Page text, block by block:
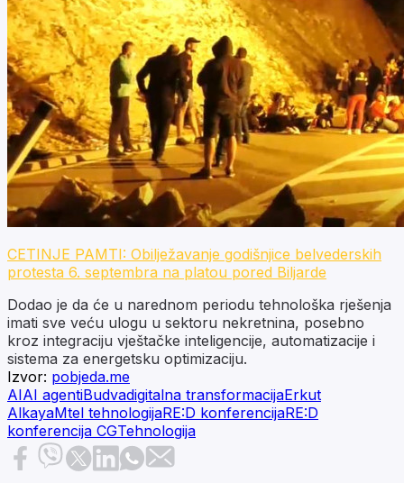
CETINJE PAMTI: Obilježavanje godišnjice belvederskih
protesta 6. septembra na platou pored Biljarde
Dodao je da će u narednom periodu tehnološka rješenja
imati sve veću ulogu u sektoru nekretnina, posebno
kroz integraciju vještačke inteligencije, automatizacije i
sistema za energetsku optimizaciju.
Izvor: pobjeda.me
AIAI agentiBudvadigitalna transformacijaErkut
AlkayaMtel tehnologijaRE:D konferencijaRE:D
konferencija CGTehnologija